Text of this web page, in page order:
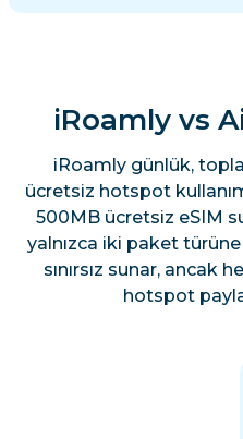
iRoamly vs
iRoamly günlük,
ücretsiz hotspot
500MB ücretsiz eSIM
yalnızca iki paket
sınırsız sunar, ancak
hotspot